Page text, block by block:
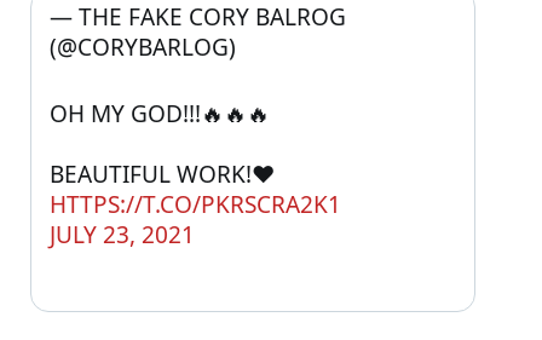
OH MY GOD!!!🔥🔥🔥
HTTPS://T.CO/PKRSCRA2K1
— THE FAKE CORY BALROG
(@CORYBARLOG)
JULY 23, 2021